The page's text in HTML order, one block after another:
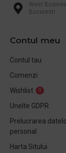
West
Bucuresti
Contul meu
Contul tau
Comenzi
Wishlist
0
Unelte GDPR
Prelucrarea
personal
Harta Sitului